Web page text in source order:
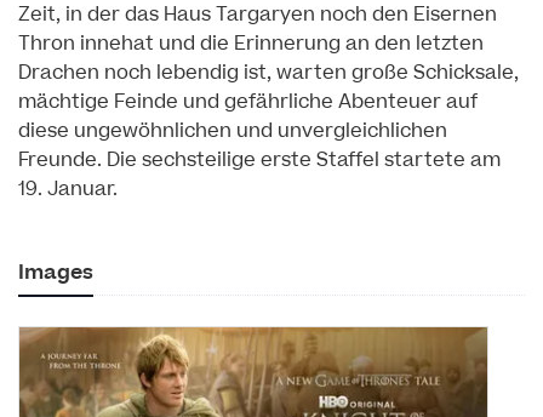
Zeit, in der das Haus Targaryen noch den Eisernen
Thron innehat und die Erinnerung an den letzten
Drachen noch lebendig ist, warten große Schicksale,
mächtige Feinde und gefährliche Abenteuer auf
diese ungewöhnlichen und unvergleichlichen
Freunde. Die sechsteilige erste Staffel startete am
19. Januar.
Images